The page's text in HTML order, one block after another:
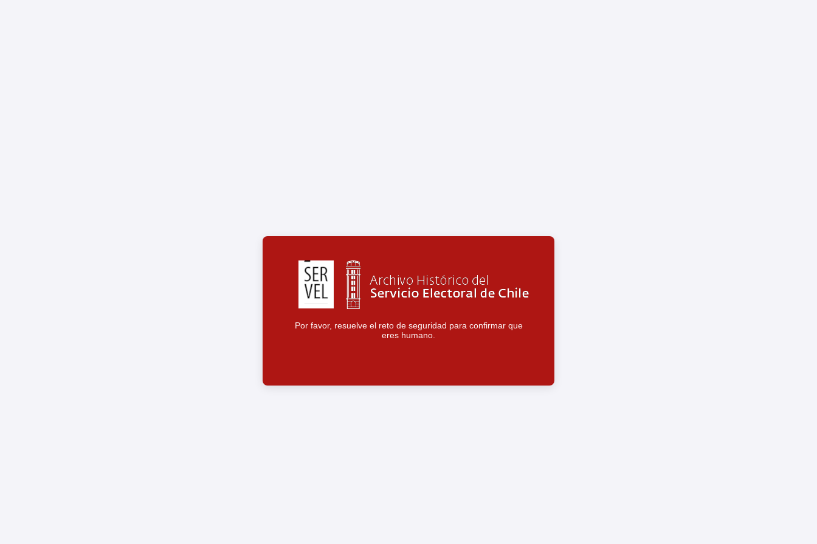
Por favor, resuelve el reto de seguridad para confirmar que
eres humano.